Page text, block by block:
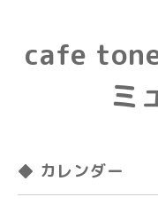
cafe
ミ
◆ カレンダー